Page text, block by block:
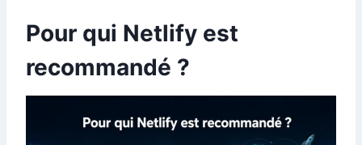
Pour qui Netlify est
recommandé ?